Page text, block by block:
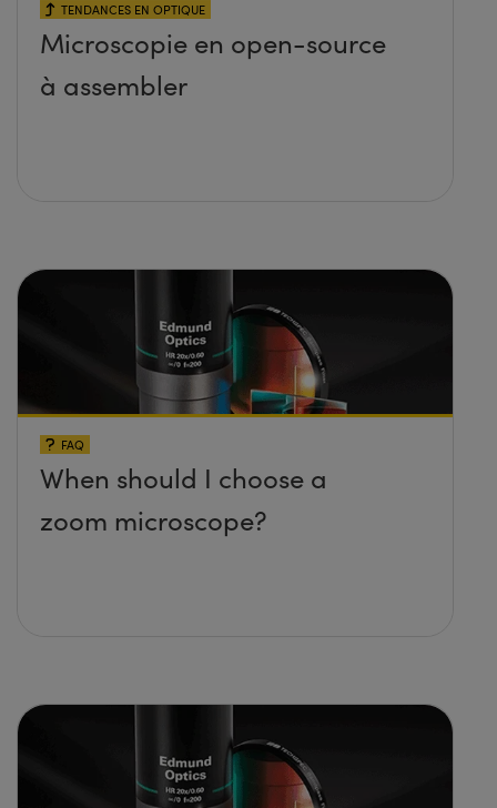
TENDANCES EN OPTIQUE
Microscopie en open-source
à assembler
FAQ
When should I choose a
zoom microscope?